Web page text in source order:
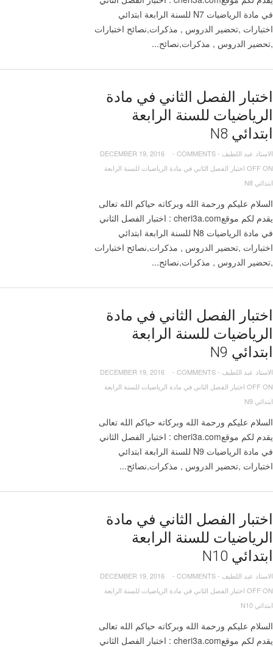
في مادة الرياضيات N7 للسنة الرابعة ابتدائي
اختبارات ,تحضير الدروس , مذكرات,نصائح اختبارات
,تحضير الدروس , مذكرات,نصائح...
اختبار الفصل الثاني في مادة
الرياضيات للسنة الرابعة
ابتدائي N8
الاستاد عبد اللطيف -
DECEMBER 19, 2016 - COMMENTS
OFF ON اختبار الفصل الثاني في مادة الرياضيات للسنة الرابعة
ابتدائي N8
السلام عليكم ورحمة الله وبركاته حياكم الله تعالى
يقدم لكم موقعcheri3a.com : اختبار الفصل الثاني
في مادة الرياضيات N8 للسنة الرابعة ابتدائي
اختبارات ,تحضير الدروس , مذكرات,نصائح اختبارات
,تحضير الدروس , مذكرات,نصائح...
اختبار الفصل الثاني في مادة
الرياضيات للسنة الرابعة
ابتدائي N9
الاستاد عبد اللطيف -
DECEMBER 19, 2016 - COMMENTS
OFF ON اختبار الفصل الثاني في مادة الرياضيات للسنة الرابعة
ابتدائي N9
السلام عليكم ورحمة الله وبركاته حياكم الله تعالى
يقدم لكم موقعcheri3a.com : اختبار الفصل الثاني
في مادة الرياضيات N9 للسنة الرابعة ابتدائي
اختبارات ,تحضير الدروس , مذكرات,نصائح...
اختبار الفصل الثاني في مادة
الرياضيات للسنة الرابعة
ابتدائي N10
الاستاد عبد اللطيف -
DECEMBER 19, 2016 - COMMENTS
OFF ON اختبار الفصل الثاني في مادة الرياضيات للسنة الرابعة
ابتدائي N10
السلام عليكم ورحمة الله وبركاته حياكم الله تعالى
يقدم لكم موقعcheri3a.com : اختبار الفصل الثاني